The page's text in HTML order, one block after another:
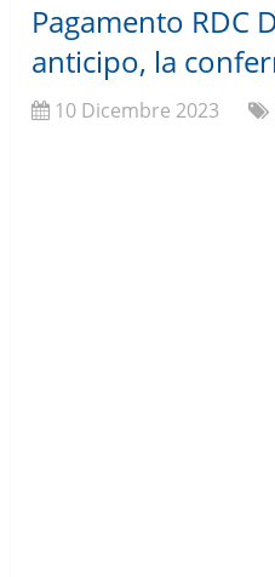
Pagamento RDC
anticipo, la
10 Dicembre 2023